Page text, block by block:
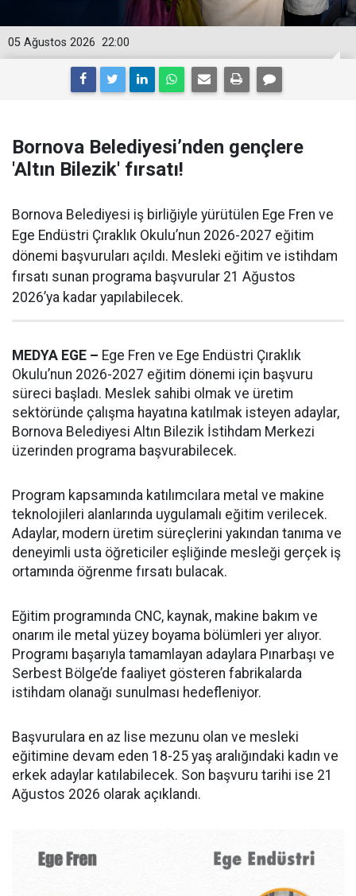
22:00
05 Ağustos 2026
Bornova Belediyesi’nden gençlere
'Altın Bilezik' fırsatı!
Bornova Belediyesi iş birliğiyle yürütülen Ege Fren ve
Ege Endüstri Çıraklık Okulu’nun 2026-2027 eğitim
dönemi başvuruları açıldı. Mesleki eğitim ve istihdam
fırsatı sunan programa başvurular 21 Ağustos
2026’ya kadar yapılabilecek.
MEDYA EGE – Ege Fren ve Ege Endüstri Çıraklık
Okulu’nun 2026-2027 eğitim dönemi için başvuru
süreci başladı. Meslek sahibi olmak ve üretim
sektöründe çalışma hayatına katılmak isteyen adaylar,
Bornova Belediyesi Altın Bilezik İstihdam Merkezi
üzerinden programa başvurabilecek.
Program kapsamında katılımcılara metal ve makine
teknolojileri alanlarında uygulamalı eğitim verilecek.
Adaylar, modern üretim süreçlerini yakından tanıma ve
deneyimli usta öğreticiler eşliğinde mesleği gerçek iş
ortamında öğrenme fırsatı bulacak.
Eğitim programında CNC, kaynak, makine bakım ve
onarım ile metal yüzey boyama bölümleri yer alıyor.
Programı başarıyla tamamlayan adaylara Pınarbaşı ve
Serbest Bölge’de faaliyet gösteren fabrikalarda
istihdam olanağı sunulması hedefleniyor.
Başvurulara en az lise mezunu olan ve mesleki
eğitimine devam eden 18-25 yaş aralığındaki kadın ve
erkek adaylar katılabilecek. Son başvuru tarihi ise 21
Ağustos 2026 olarak açıklandı.